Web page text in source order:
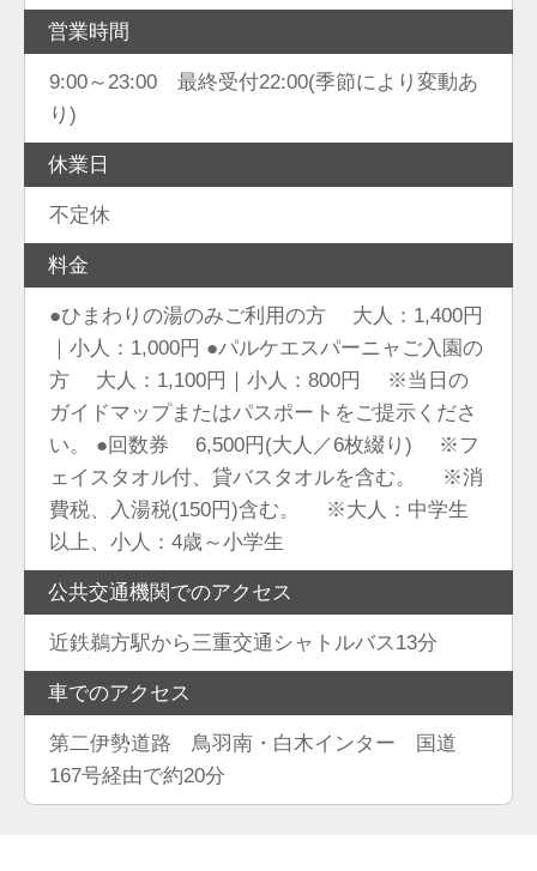
営業時間
9:00～23:00 最終受付22:00(季節により変動あ
り)
休業日
不定休
料金
●ひまわりの湯のみご利用の方 大人：1,400円
｜小人：1,000円 ●パルケエスパーニャご入園の
方 大人：1,100円｜小人：800円 ※当日の
ガイドマップまたはパスポートをご提示くださ
い。 ●回数券 6,500円(大人／6枚綴り) ※フ
ェイスタオル付、貸バスタオルを含む。 ※消
費税、入湯税(150円)含む。 ※大人：中学生
以上、小人：4歳～小学生
公共交通機関でのアクセス
近鉄鵜方駅から三重交通シャトルバス13分
車でのアクセス
第二伊勢道路 鳥羽南・白木インター 国道
167号経由で約20分